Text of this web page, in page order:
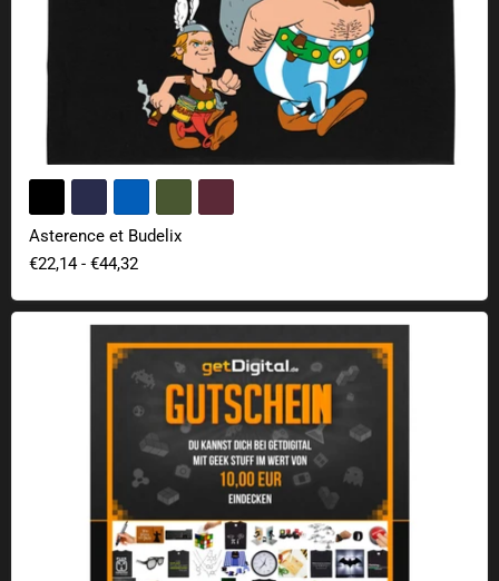
Asterence et Budelix
€22,14- €44,32